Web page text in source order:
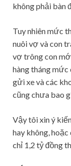
không phải bàn
Tuy nhiên mức
nuôi vợ và con
vợ trông con
hàng tháng
gửi xe và các
cũng chưa bao
Vậy tôi xin ý
hay không,
chỉ 1,2 tỷ đồng